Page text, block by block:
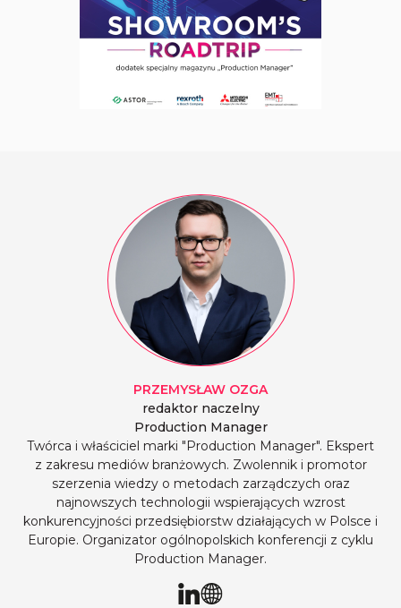
PRZEMYSŁAW OZGA
redaktor naczelny
Production Manager
Twórca i właściciel marki "Production Manager". Ekspert
z zakresu mediów branżowych. Zwolennik i promotor
szerzenia wiedzy o metodach zarządczych oraz
najnowszych technologii wspierających wzrost
konkurencyjności przedsiębiorstw działających w Polsce i
Europie. Organizator ogólnopolskich konferencji z cyklu
Production Manager.